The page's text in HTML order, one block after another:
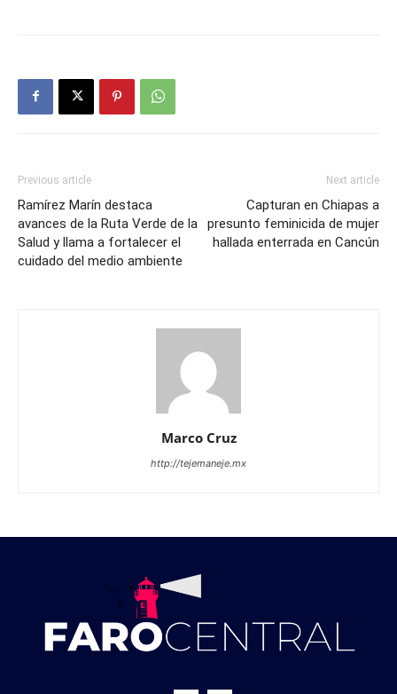
Previous article
Ramírez Marín destaca
avances de la Ruta Verde de la
Salud y llama a fortalecer el
cuidado del medio ambiente
Next article
Capturan en Chiapas a
presunto feminicida de mujer
hallada enterrada en Cancún
Marco Cruz
http://tejemaneje.mx